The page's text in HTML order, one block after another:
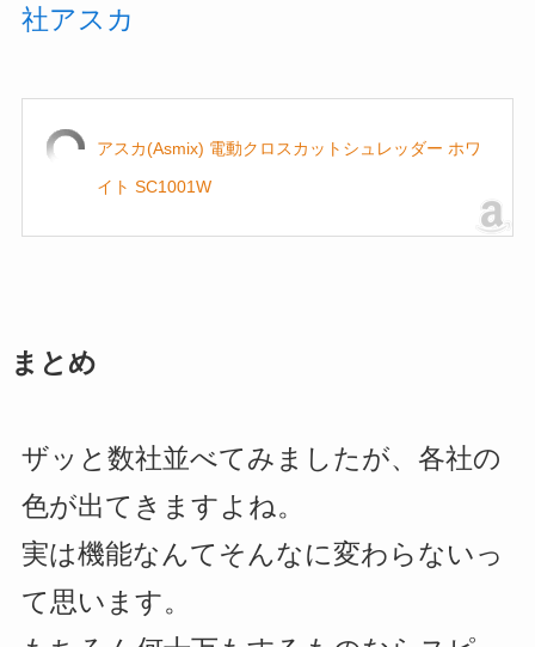
社アスカ
アスカ(Asmix) 電動クロスカットシュレッダー ホワ
イト SC1001W
まとめ
ザッと数社並べてみましたが、各社の
色が出てきますよね。
実は機能なんてそんなに変わらないっ
て思います。